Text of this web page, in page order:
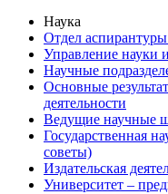
Наука
Отдел
Управление науки
Научные
Основные
деятельности
Ведущие научные
Государственная
советы)
Издательская
Университет –